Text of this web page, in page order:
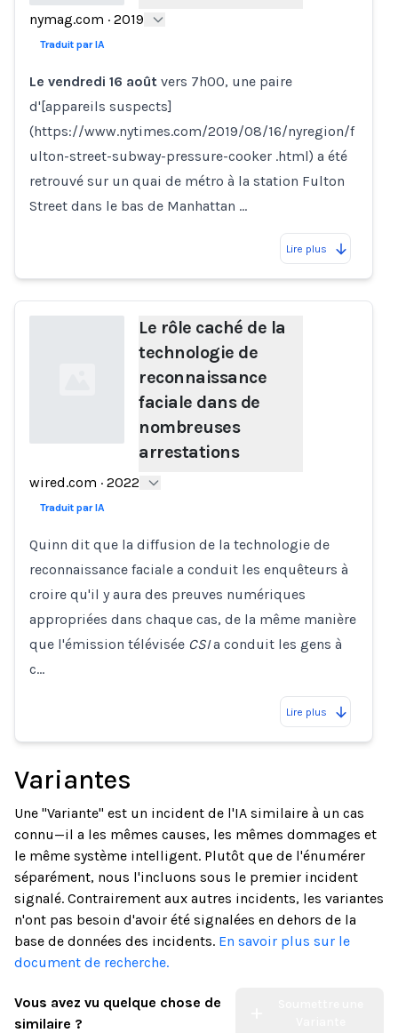
Loading...
nymag.com · 2019
Traduit par IA
Le vendredi 16 août vers 7h00, une paire
d'[appareils suspects]
(https://www.nytimes.com/2019/08/16/nyregion/f
ulton-street-subway-pressure-cooker .html) a été
retrouvé sur un quai de métro à la station Fulton
Street dans le bas de Manhattan …
Lire plus
Loading...
Le rôle caché de la
technologie de
reconnaissance
faciale dans de
nombreuses
arrestations
wired.com · 2022
Traduit par IA
Quinn dit que la diffusion de la technologie de
reconnaissance faciale a conduit les enquêteurs à
croire qu'il y aura des preuves numériques
appropriées dans chaque cas, de la même manière
que l'émission télévisée CSIa conduit les gens à
c…
Lire plus
Variantes
Une "Variante" est un incident de l'IA similaire à un cas
connu—il a les mêmes causes, les mêmes dommages et
le même système intelligent. Plutôt que de l'énumérer
séparément, nous l'incluons sous le premier incident
signalé. Contrairement aux autres incidents, les variantes
n'ont pas besoin d'avoir été signalées en dehors de la
base de données des incidents. En savoir plus sur le
document de recherche.
Vous avez vu quelque chose de
similaire ?